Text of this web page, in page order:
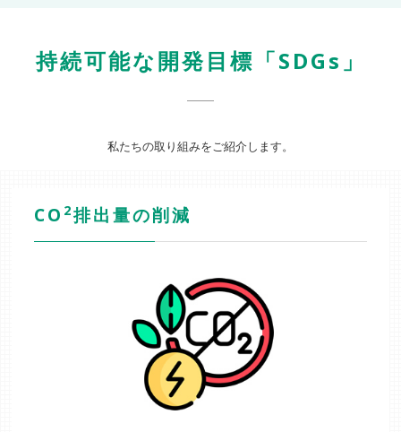
持続可能な開発目標「SDGs」
私たちの取り組みをご紹介します。
CO 2排出量の削減